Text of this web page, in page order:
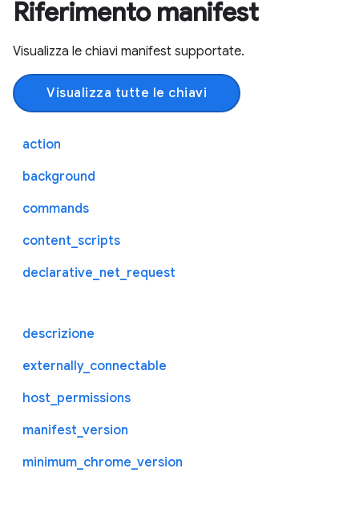
Riferimento manifest
Visualizza le chiavi manifest supportate.
Visualizza tutte le chiavi
action
background
commands
content_scripts
declarative_net_request
descrizione
externally_connectable
host_permissions
manifest_version
minimum_chrome_version